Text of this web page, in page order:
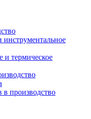
и термическое
в производство